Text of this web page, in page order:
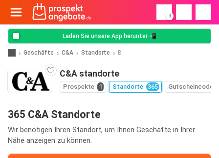
!
Laden Sie unsere App herunter 📲
Geschäfte C&A Standorte B
C&A standorte
Prospekte 1 Standorte 365 Gutscheincodes
365 C&A Standorte
Wir benötigen Ihren Standort, um Ihnen Geschäfte in Ihrer
Nähe anzeigen zu können.